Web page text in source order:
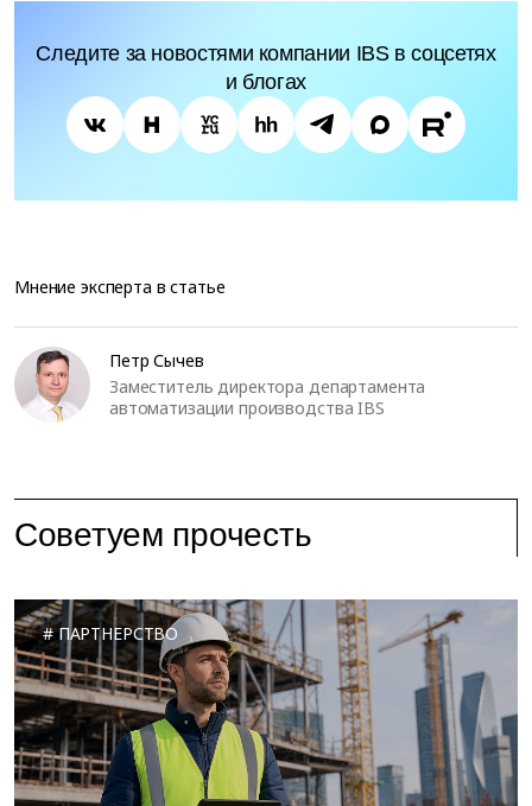
Следите за новостями компании IBS в соцсетях
и блогах
Мнение эксперта в статье
Петр Сычев
Заместитель директора департамента
автоматизации производства IBS
Советуем прочесть
ПАРТНЕРСТВО